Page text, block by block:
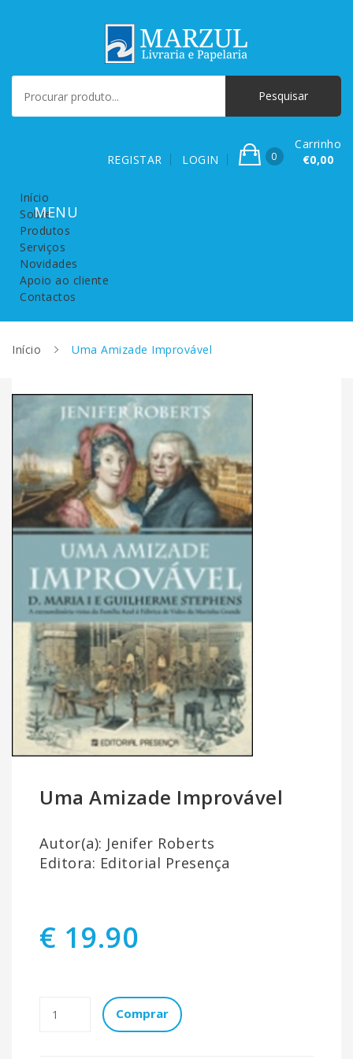
REGISTAR LOGIN 0
Carrinho
€0,00
Início
Sobre
Produtos
Serviços
Novidades
Apoio ao cliente
Contactos
Início Uma Amizade Improvável
Uma Amizade Improvável
Autor(a): Jenifer Roberts
Editora: Editorial Presença
€ 19.90
Comprar